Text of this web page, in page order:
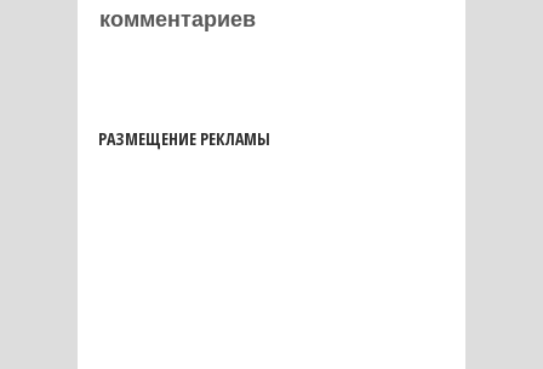
комментариев
РАЗМЕЩЕНИЕ РЕКЛАМЫ